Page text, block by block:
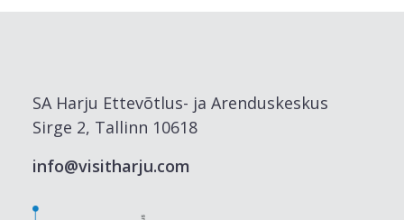
SA Harju Ettevõtlus- ja Arenduskeskus
Sirge 2, Tallinn 10618
info@visitharju.com